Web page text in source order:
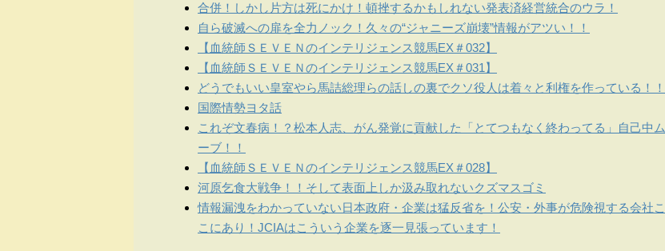
合併！しかし片方は死にかけ！頓挫するかもしれない発表済経営統合のウラ！
自ら破滅への扉を全力ノック！久々の“ジャニーズ崩壊”情報がアツい！！
【血統師ＳＥＶＥＮのインテリジェンス競馬EX＃032】
【血統師ＳＥＶＥＮのインテリジェンス競馬EX＃031】
どうでもいい皇室やら馬詰総理らの話しの裏でクソ役人は着々と利権を作っている！！
国際情勢ヨタ話
これぞ文春病！？松本人志、がん発覚に貢献した「とてつもなく終わってる」自己中ム
ーブ！！
【血統師ＳＥＶＥＮのインテリジェンス競馬EX＃028】
河原乞食大戦争！！そして表面上しか汲み取れないクズマスゴミ
情報漏洩をわかっていない日本政府・企業は猛反省を！公安・外事が危険視する会社こ
こにあり！JCIAはこういう企業を逐一見張っています！